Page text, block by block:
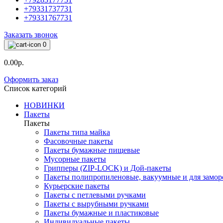
+79331737731
+79331767731
Заказать звонок
0
0.00р.
Оформить заказ
Список категорий
НОВИНКИ
Пакеты
Пакеты
Пакеты типа майка
Фасовочные пакеты
Пакеты бумажные пищевые
Мусорные пакеты
Грипперы (ZIP-LOCK) и Дой-пакеты
Пакеты полипропиленовые, вакуумные и для
Курьерские пакеты
Пакеты с петлевыми ручками
Пакеты с вырубными ручками
Пакеты бумажные и пластиковые